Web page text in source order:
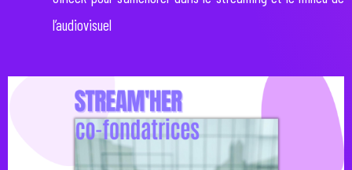
l’audiovisuel